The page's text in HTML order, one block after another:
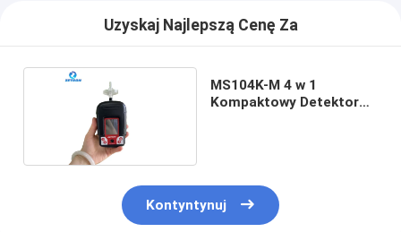
Uzyskaj Najlepszą Cenę Za
MS104K-M 4 w 1
Kompaktowy Detektor
Kontyntynuj